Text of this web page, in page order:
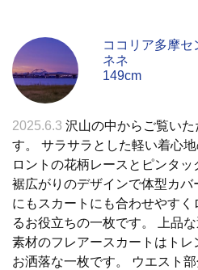
ココリア多摩セ
ネネ
149cm
2025.6.3 沢山の中からご覧い
す。 サラサラとした軽い着心
ロントの花柄レースとピンタッ
裾広がりのデザインで体型カ
にもスカートにも合わせやす
るお役立ちの一枚です。 上品
素材のフレアースカートはト
お洒落な一枚です。 ウエスト